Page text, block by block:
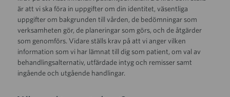
är att vi ska föra in uppgifter om din identitet, väsentliga
uppgifter om bakgrunden till vården, de bedömningar som
verksamheten gör, de planeringar som görs, och de åtgärder
som genomförs. Vidare ställs krav på att vi anger vilken
information som vi har lämnat till dig som patient, om val av
behandlingsalternativ, utfärdade intyg och remisser samt
ingående och utgående handlingar.